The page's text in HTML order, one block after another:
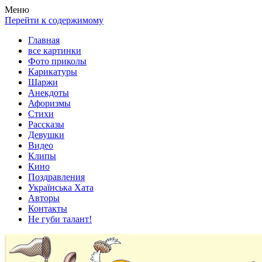
Весела хата — прикольные картинки, смешные истории, клипы!
Покажем всем ваши фото приколы, карикатуры, шаржи, стихи,
Меню
Перейти к содержимому
Главная
все картинки
Фото приколы
Карикатуры
Шаржи
Анекдоты
Афоризмы
Стихи
Рассказы
Девушки
Видео
Клипы
Кино
Поздравления
Українська Хата
Авторы
Контакты
Не губи талант!